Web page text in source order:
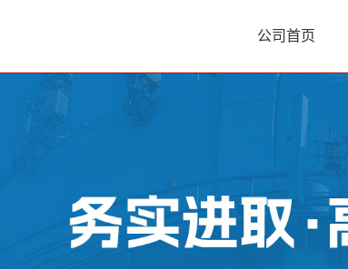
公司首页